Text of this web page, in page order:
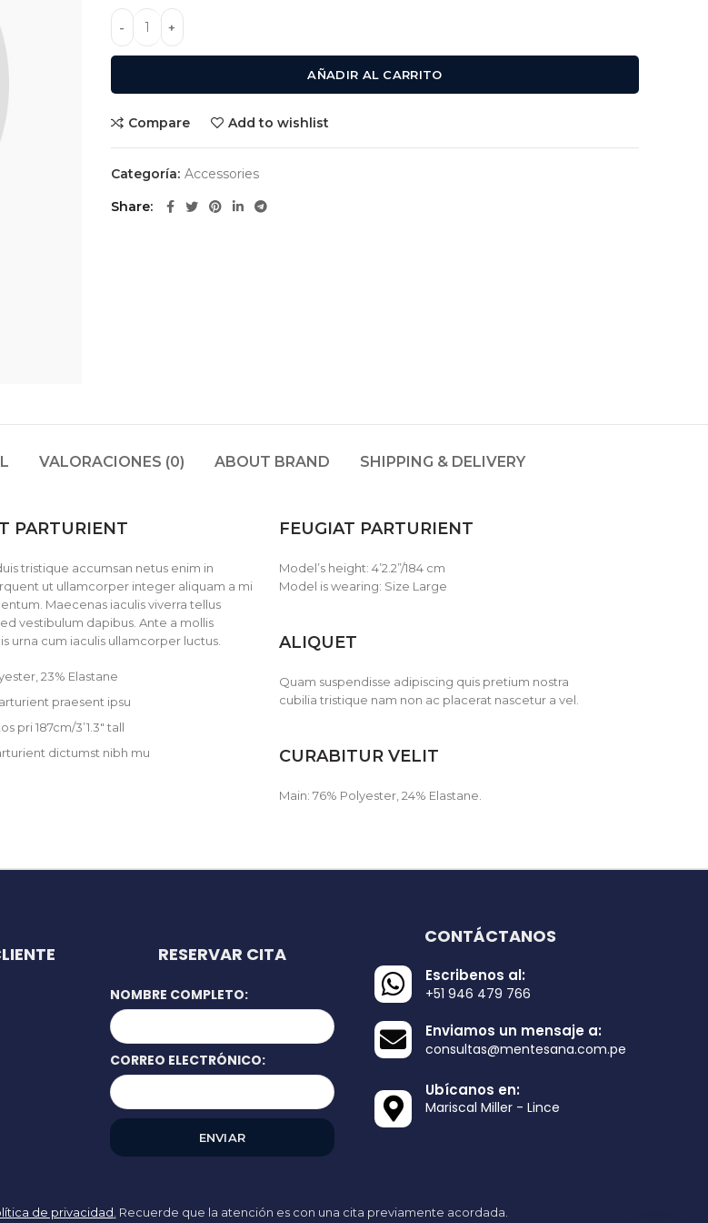
AÑADIR AL CARRITO
Compare Add to wishlist
Categoría: Accessories
Share
VALORACIONES (0) ABOUT BRAND SHIPPING & DELIVERY
PARTURIENT
tristique accumsan netus enim in
ut ullamcorper integer aliquam a mi
Maecenas iaculis viverra tellus
vestibulum dapibus. Ante a mollis
urna cum iaculis ullamcorper luctus.
23% Elastane
praesent ipsu
pri 187cm/3’1.3″ tall
dictumst nibh mu
FEUGIAT PARTURIENT
Model’s height: 4’2.2”/184 cm
Model is wearing: Size Large
ALIQUET
Quam suspendisse adipiscing quis pretium nostra
cubilia tristique nam non ac placerat nascetur a vel.
CURABITUR VELIT
Main: 76% Polyester, 24% Elastane.
RESERVAR CITA
NOMBRE COMPLETO:
CORREO ELECTRÓNICO:
CONTÁCTANOS
Escribenos al:
+51 946 479 766
Enviamos un mensaje a:
consultas@mentesana.com.pe
Ubícanos en:
Mariscal Miller - Lince
de privacidad. Recuerde que la atención es con una cita previamente acordada.